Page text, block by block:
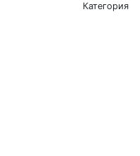
Категория